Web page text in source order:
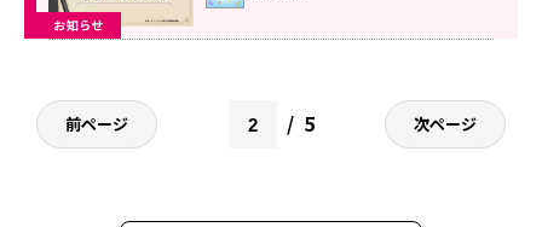
お知らせ
前ページ 5 次ページ